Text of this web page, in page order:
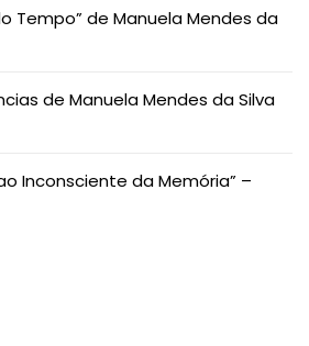
Tempo” de Manuela Mendes da
de Manuela Mendes da Silva
Inconsciente da Memória” –